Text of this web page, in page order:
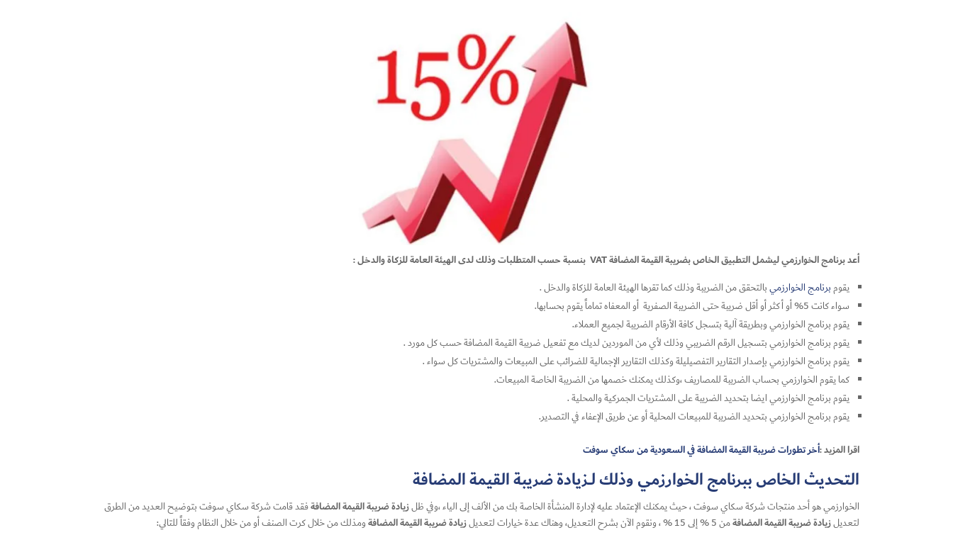
أعد برنامج الخوارزمي ليشمل التطبيق الخاص بضريبة القيمة المضافة VAT بنسبة حسب المتطلبات وذلك لدى الهيئة العامة للزكاة والدخل :
يقومبرنامج الخوارزميبالتحقق من الضريبة وذلك كما تقرها الهيئة العامة للزكاة والدخل .
سواء كانت 5% أو أكثر أو أقل ضريبة حتى الضريبة الصفرية أو المعفاه تماماً يقوم بحسابها.
يقوم برنامج الخوارزمي وبطريقة آلية بتسجل كافة الأرقام الضريبة لجميع العملاء.
يقوم برنامج الخوارزمي بتسجيل الرقم الضريبي وذلك لأي من الموردين لديك مع تفعيل ضريبة القيمة المضافة حسب كل مورد .
يقوم برنامج الخوارزمي بإصدار التقارير التفصيليلة وكذلك التقارير الإجمالية للضرائب على المبيعات والمشتريات كل سواء .
كما يقوم الخوارزمي بحساب الضريبة للمصاريف ،وكذلك يمكنك خصمها من الضريبة الخاصة المبيعات.
يقوم برنامج الخوارزمي ايضا بتحديد الضريبة على المشتريات الجمركية والمحلية .
يقوم برنامج الخوارزمي بتحديد الضريبة للمبيعات المحلية أو عن طريق الإعفاء في التصدير.
اقرا المزيد :أخر تطورات ضريبة القيمة المضافة في السعودية من سكاي سوفت
التحديث الخاص ببرنامج الخوارزمي وذلك لــزيادة ضريبة القيمة المضافة
الخوارزمي هو أحد منتجات شركة سكاي سوفت ، حيث يمكنك الإعتماد عليه لإدارة المنشأة الخاصة بك من الألف إلى الياء ،وفي ظلزيادة ضريبة القيمة المضافةفقد قامت شركة سكاي سوفت بتوضيح العديد من الطرق
لتعديلزيادة ضريبة القيمة المضافةمن 5 % إلى 15 % ، ونقوم الآن بشرح التعديل، وهناك عدة خيارات لتعديل زيادة ضريبة القيمة المضافةومذلك من خلال كرت الصنف أو من خلال النظام وفقاً للتالي: